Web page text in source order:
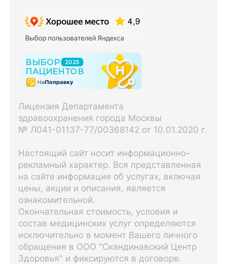
Лицензия Департамента
здравоохранения города Москвы
№ Л041-01137-77/00368142 от 10.01.2020 г.
Настоящий сайт носит информационно-
рекламный характер. Вся представленная
на сайте информация об услугах, включая
цены, акции и описания, является
ознакомительной.
Окончательная стоимость, условия и
состав медицинских услуг определяются
исключительно в момент Вашего личного
обращения в ООО "Скандинавский Центр
Здоровья" и фиксируются в договоре.